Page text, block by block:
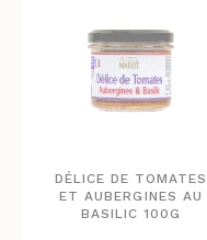
DÉLICE DE TOMATES
ET AUBERGINES AU
BASILIC 100G